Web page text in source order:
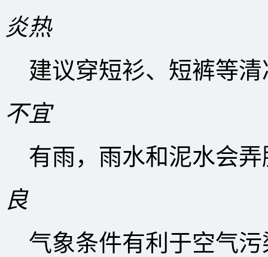
炎热
建议穿短衫、短裤等
不宜
有雨，雨水和泥水会
良
气象条件有利于空气